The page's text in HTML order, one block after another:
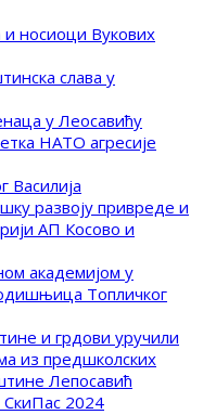
и носиоци Вукових
слава у
у Леосавићу
НАТО агресије
Василија
развоју привреде и
АП Косово и
академијом у
Топличког
и грдови уручили
из предшколских
Лепосавић
2024